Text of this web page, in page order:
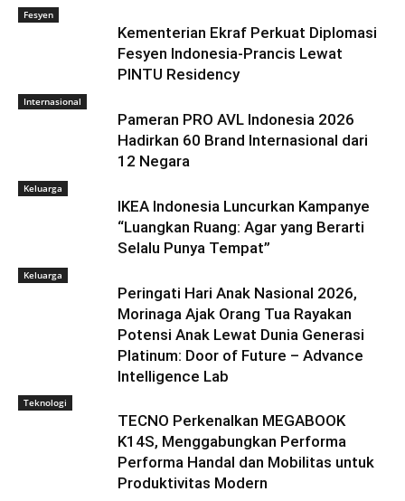
Fesyen
Kementerian Ekraf Perkuat Diplomasi
Fesyen Indonesia-Prancis Lewat
PINTU Residency
Internasional
Pameran PRO AVL Indonesia 2026
Hadirkan 60 Brand Internasional dari
12 Negara
Keluarga
IKEA Indonesia Luncurkan Kampanye
“Luangkan Ruang: Agar yang Berarti
Selalu Punya Tempat”
Keluarga
Peringati Hari Anak Nasional 2026,
Morinaga Ajak Orang Tua Rayakan
Potensi Anak Lewat Dunia Generasi
Platinum: Door of Future – Advance
Intelligence Lab
Teknologi
TECNO Perkenalkan MEGABOOK
K14S, Menggabungkan Performa
Performa Handal dan Mobilitas untuk
Produktivitas Modern